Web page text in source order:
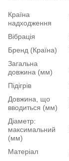
Країна
надходження
Вібрація
Бренд (Країна)
Загальна
довжина (мм)
Підігрів
Довжина, що
вводиться (мм)
Діаметр:
максимальний
(мм)
Матеріал